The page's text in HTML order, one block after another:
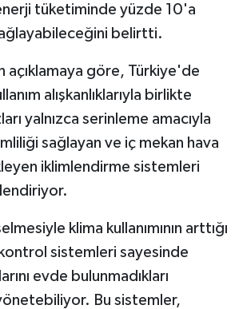
tüketiminde yüzde 10'a
belirtti.
açıklamaya göre, Türkiye'de
alışkanlıklarıyla birlikte
yalnızca serinleme amacıyla
sağlayan ve iç mekan hava
iklimlendirme sistemleri
klima kullanımının arttığı
kontrol sistemleri sayesinde
evde bulunmadıkları
Bu sistemler,